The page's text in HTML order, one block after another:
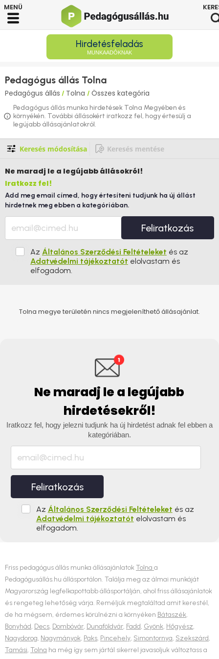
Hirdetésfeladás
MUNKAADÓKNAK
Pedagógus állás Tolna
Pedagógus állás / Tolna / Összes kategória
Pedagógus állás munka hirdetések Tolna Megyében és
környékén. További állásokért iratkozz fel, hogy értesülj a
legújabb állásajánlatokról.
Keresés módosítása Keresés mentése
Ne maradj le a legújabb állásokról!
Iratkozz fel!
Add meg email címed, hogy értesíteni tudjunk ha új állást
hirdetnek meg ebben a kategóriában.
Feliratkozás
Az Általános Szerződési Feltételeket és az
Adatvédelmi tájékoztatót elolvastam és
elfogadom.
Tolna megye területén nincs megjeleníthető állásajánlat.
Ne maradj le a legújabb
hirdetésekről!
Iratkozz fel, hogy jelezni tudjunk ha új hirdetést adnak fel ebben a
kategóriában.
Feliratkozás
Az Általános Szerződési Feltételeket és az
Adatvédelmi tájékoztatót elolvastam és
elfogadom.
Friss pedagógus állás munka állásajánlatok Tolna a
Pedagógusállás.hu állásportálon. Találja meg az álmai munkáját
Magyarország legfelkapottabb állásportálján, ahol friss állásajánlatok
és rengeteg lehetőség várja. Reméljük megtaláltad amit kerestél,
de ha mégsem, érdemes körülnézni a környéken Bátaszék,
Bonyhád, Decs, Dombóvár, Dunaföldvár, Fadd, Gyönk, Hőgyész,
Nagydorog, Nagymányok, Paks, Pincehely, Simontornya, Szekszárd,
Tamási, Tolna ha még így sem jártál sikerrel javasoljuk változtass a